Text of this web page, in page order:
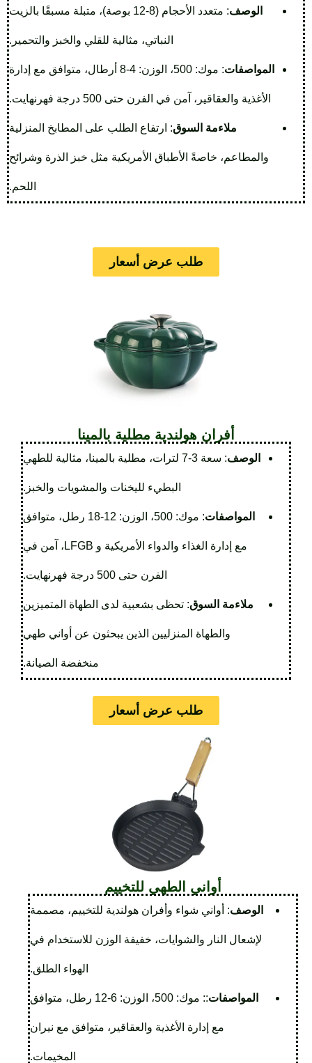
الوصف : متعدد الأحجام (8-12 بوصة)، متبلة مسبقًا بالزيت
النباتي، مثالية للقلي والخبز والتحمير.
المواصفات : موك: 500، الوزن: 4-8 أرطال، متوافق مع إدارة
الأغذية والعقاقير، آمن في الفرن حتى 500 درجة فهرنهايت.
ملاءمة السوق : ارتفاع الطلب على المطابخ المنزلية
والمطاعم، خاصةً الأطباق الأمريكية مثل خبز الذرة وشرائح
طلب عرض أسعار
أفران هولندية مطلية بالمينا
الوصف : سعة 3-7 لترات، مطلية بالمينا، مثالية للطهي
البطيء لليخنات والمشويات والخبز.
المواصفات : موك: 500، الوزن: 12-18 رطل، متوافق
مع إدارة الغذاء والدواء الأمريكية و LFGB، آمن في
الفرن حتى 500 درجة فهرنهايت.
ملاءمة السوق : تحظى بشعبية لدى الطهاة المتميزين
والطهاة المنزليين الذين يبحثون عن أواني طهي
منخفضة الصيانة.
طلب عرض أسعار
أواني الطهي للتخييم
الوصف : أواني شواء وأفران هولندية للتخييم، مصممة
لإشعال النار والشوايات، خفيفة الوزن للاستخدام في
الهواء الطلق.
المواصفات :: موك: 500، الوزن: 6-12 رطل، متوافق
مع إدارة الأغذية والعقاقير، متوافق مع نيران
المخيمات.